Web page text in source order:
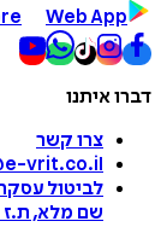
Web App
דברו איתנו
צרו קשר
vrit.co.il
לביטול
שם מלא, ת.ז